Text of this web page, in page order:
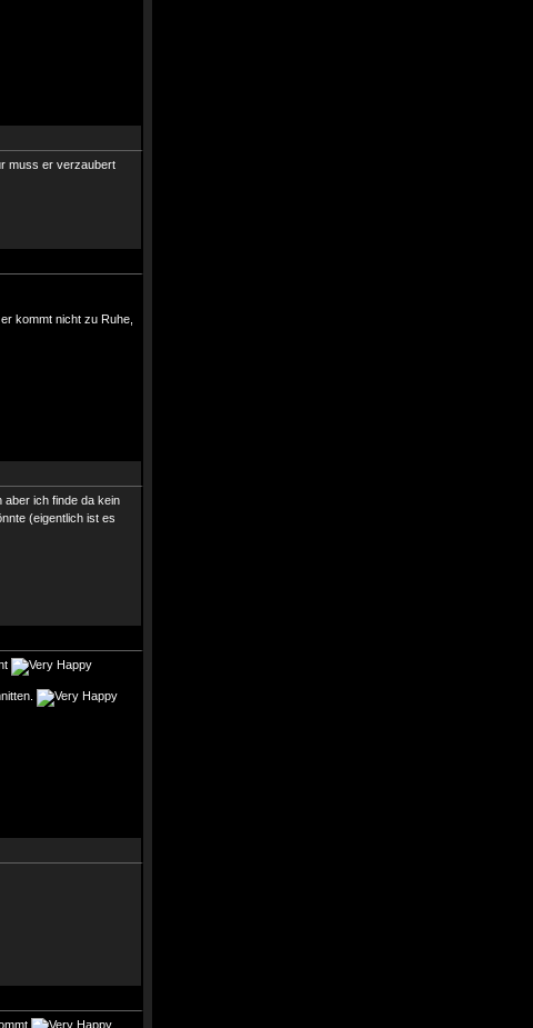
muss er verzaubert
kommt nicht zu Ruhe,
aber ich finde da kein
(eigentlich ist es